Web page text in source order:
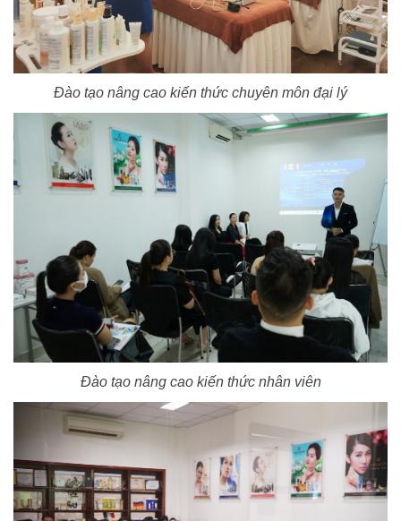
Đào tạo nâng cao kiến thức chuyên môn đại lý
Đào tạo nâng cao kiến thức nhân viên